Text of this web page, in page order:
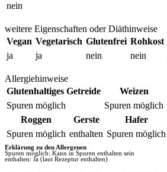
nein
weitere Eigenschaften oder Diäthinweise
Vegan
ja
Vegetarisch
ja
Glutenfrei
nein
Rohkost
nein
Allergiehinweise
Glutenhaltiges Getreide
Spuren möglich
Weizen
Spuren möglich
Roggen
Spuren möglich
Gerste
enthalten
Hafer
Spuren möglich
Erklärung zu den Allergenen
Spuren möglich: Kann in Spuren enthalten sein
enthalten: Ja (laut Rezeptur enthalten)